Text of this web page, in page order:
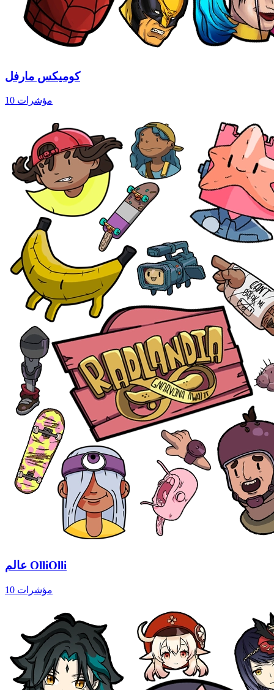
كوميكس مارفل
10 مؤشرات
عالم OlliOlli
10 مؤشرات